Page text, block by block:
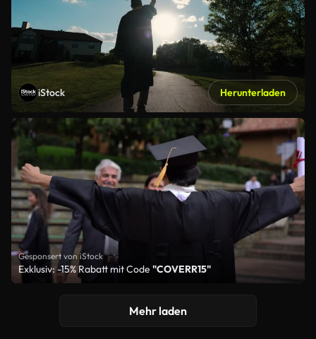
iStock Herunterladen
Gesponsert von iStock
Exklusiv: -15% Rabatt mit Code "COVERR15"
Mehr laden